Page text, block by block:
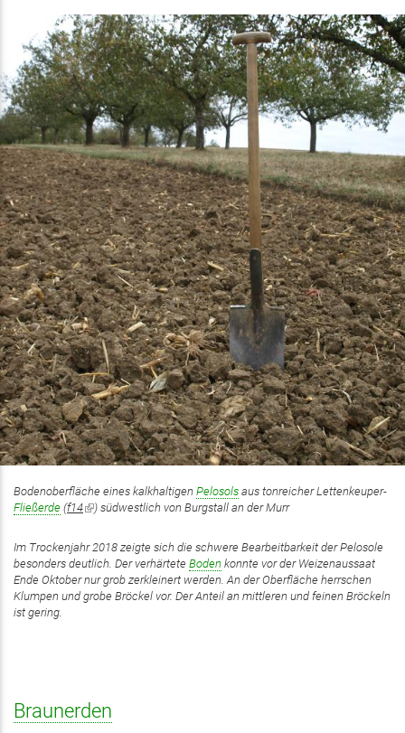
Bodenoberfläche eines kalkhaltigen Pelosols aus tonreicher Lettenkeuper-
Fließerde (f14(Link
extern)
) südwestlich von Burgstall an der Murr
Im Trockenjahr 2018 zeigte sich die schwere Bearbeitbarkeit der Pelosole
besonders deutlich. Der verhärtete Boden konnte vor der Weizenaussaat
Ende Oktober nur grob zerkleinert werden. An der Oberfläche herrschen
Klumpen und grobe Bröckel vor. Der Anteil an mittleren und feinen Bröckeln
ist gering.
Braunerden